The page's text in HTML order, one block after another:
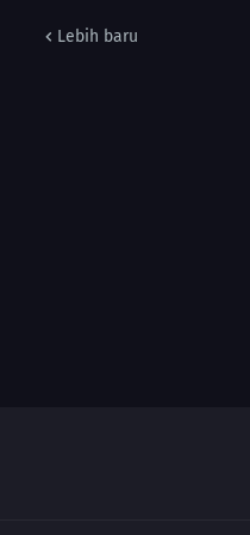
Lebih baru